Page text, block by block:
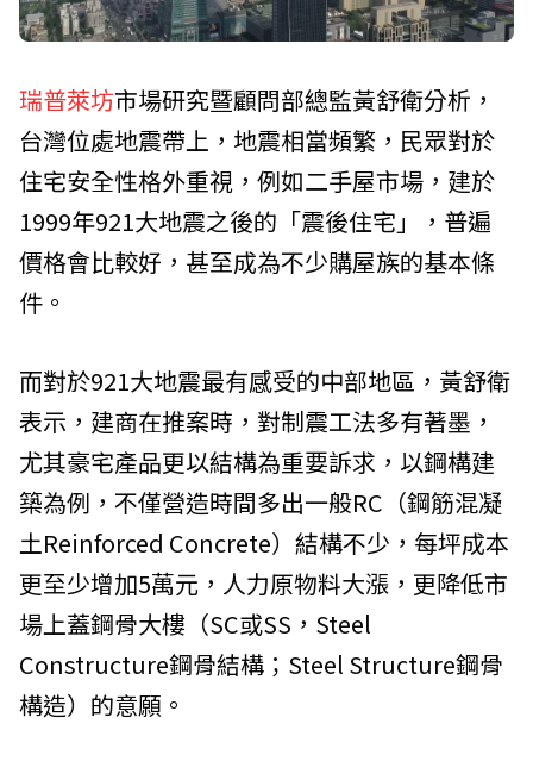
瑞普萊坊市場研究暨顧問部總監黃舒衛分析，
台灣位處地震帶上，地震相當頻繁，民眾對於
住宅安全性格外重視，例如二手屋市場，建於
1999年921大地震之後的「震後住宅」，普遍
價格會比較好，甚至成為不少購屋族的基本條
件。
而對於921大地震最有感受的中部地區，黃舒衛
表示，建商在推案時，對制震工法多有著墨，
尤其豪宅產品更以結構為重要訴求，以鋼構建
築為例，不僅營造時間多出一般RC（鋼筋混凝
土Reinforced Concrete）結構不少，每坪成本
更至少增加5萬元，人力原物料大漲，更降低市
場上蓋鋼骨大樓（SC或SS，Steel
Constructure鋼骨結構；Steel Structure鋼骨
構造）的意願。